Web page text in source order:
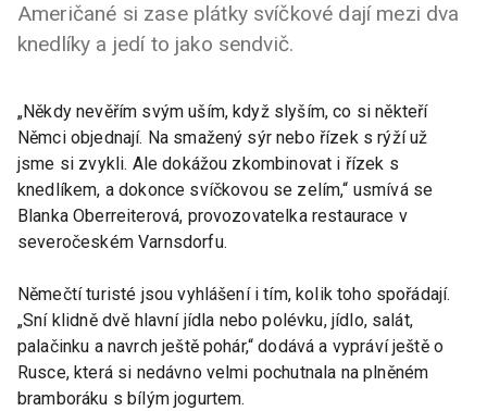
Američané si zase plátky svíčkové dají mezi dva
knedlíky a jedí to jako sendvič.
„Někdy nevěřím svým uším, když slyším, co si někteří
Němci objednají. Na smažený sýr nebo řízek s rýží už
jsme si zvykli. Ale dokážou zkombinovat i řízek s
knedlíkem, a dokonce svíčkovou se zelím,“ usmívá se
Blanka Oberreiterová, provozovatelka restaurace v
severočeském Varnsdorfu.
Němečtí turisté jsou vyhlášení i tím, kolik toho spořádají.
„Sní klidně dvě hlavní jídla nebo polévku, jídlo, salát,
palačinku a navrch ještě pohár,“ dodává a vypráví ještě o
Rusce, která si nedávno velmi pochutnala na plněném
bramboráku s bílým jogurtem.